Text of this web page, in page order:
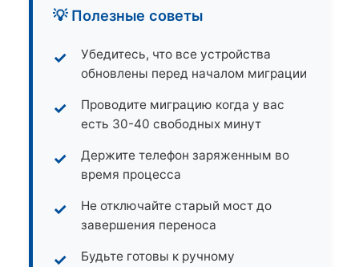
💡 Полезные советы
Убедитесь, что все устройства
обновлены перед началом миграции
Проводите миграцию когда у вас
есть 30-40 свободных минут
Держите телефон заряженным во
время процесса
Не отключайте старый мост до
завершения переноса
Будьте готовы к ручному